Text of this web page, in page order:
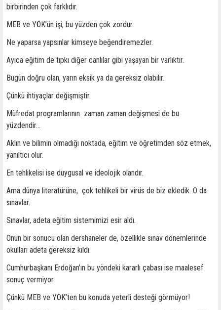
birbirinden çok farklıdır.
MEB ve YÖK’ün işi, bu yüzden çok zordur.
Ne yaparsa yapsınlar kimseye beğendiremezler.
Ayıca eğitim de tıpkı diğer canlılar gibi yaşayan bir varlıktır.
Bugün doğru olan, yarın eksik ya da gereksiz olabilir.
Çünkü ihtiyaçlar değişmiştir.
Müfredat programlarının zaman zaman değişmesi de bu
yüzdendir…
Aklın ve bilimin olmadığı noktada, eğitim ve öğretimden söz etmek,
yanıltıcı olur.
En tehlikelisi ise duygusal ve ideolojik olandır.
Ama dünya literatürüne, çok tehlikeli bir virüs de biz ekledik. O da
sınavlar.
Sınavlar, adeta eğitim sistemimizi esir aldı.
Onun bir sonucu olan dershaneler de, özellikle sınav dönemlerinde
okulları adeta gereksiz kıldı.
Cumhurbaşkanı Erdoğan’ın bu yöndeki kararlı çabası ise maalesef
sonuç vermiyor.
Çünkü MEB ve YÖK’ten bu konuda yeterli desteği görmüyor!